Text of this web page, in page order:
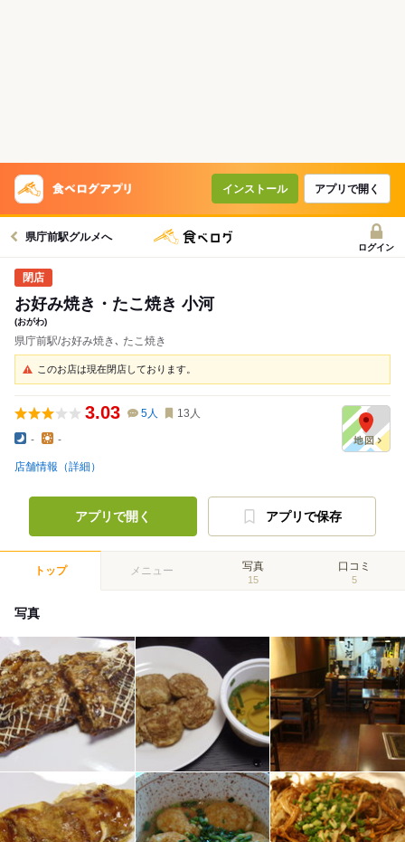
インストール アプリで開く
県庁前駅グルメへ
ログイン
お好み焼き・たこ焼き 小河
(おがわ)
県庁前駅/お好み焼き､ たこ焼き
このお店は現在閉店しております。
3.03 5人 13 人
- -
店舗情報（詳細）
アプリで開く アプリで保存
トップ メニュー 写真
15
口コミ
5
写真